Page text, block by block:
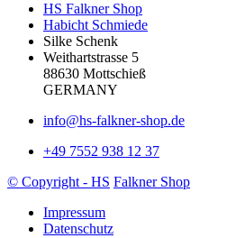
HS Falkner Shop
Habicht Schmiede
Silke Schenk
Weithartstrasse 5
88630 Mottschieß
GERMANY
info@hs-falkner-shop.de
+49 7552 938 12 37
© Copyright - HS Falkner Shop
Impressum
Datenschutz